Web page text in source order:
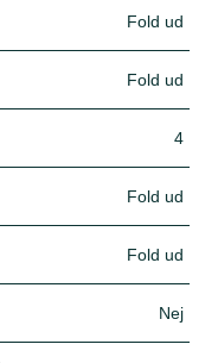
Fold ud
Fold ud
4
Fold ud
Fold ud
Nej